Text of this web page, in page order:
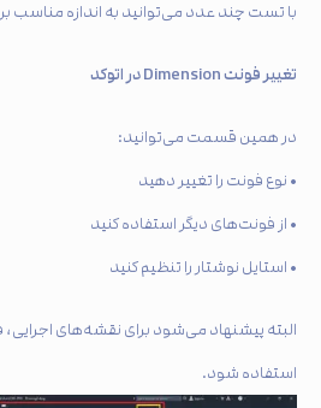
با تست چند عدد می‌توانید به اندازه مناسب
تغییر فونت Dimension در اتوکد
در همین قسمت می‌توانید:
• نوع فونت را تغییر دهید
• از فونت‌های دیگر استفاده کنید
• استایل نوشتار را تنظیم کنید
البته پیشنهاد می‌شود برای نقشه‌های اجرایی،
استفاده شود.